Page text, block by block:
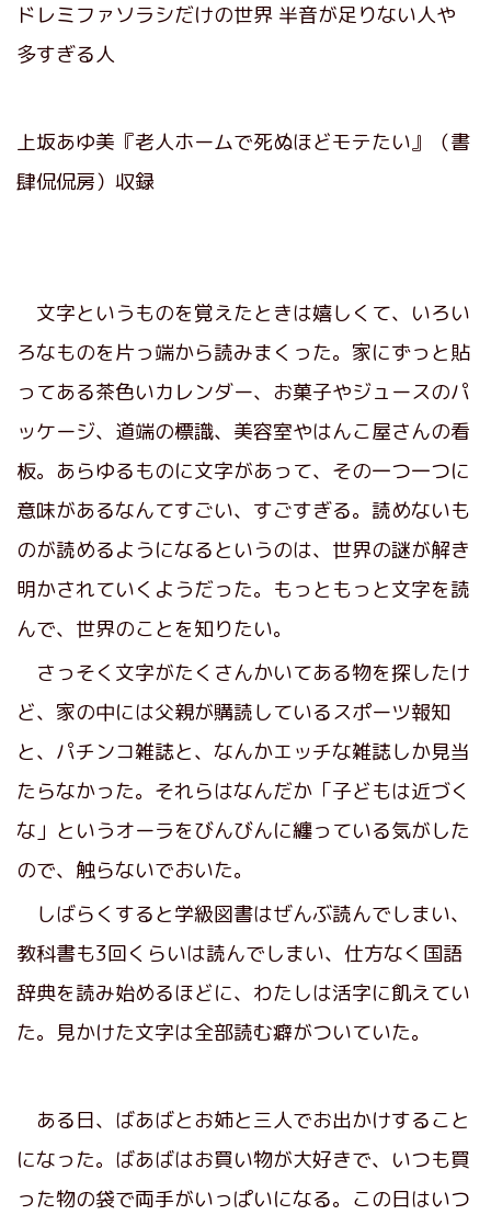
ドレミファソラシだけの世界 半音が足りない人や
多すぎる人
上坂あゆ美『老人ホームで死ぬほどモテたい』（書
肆侃侃房）収録
文字というものを覚えたときは嬉しくて、いろい
ろなものを片っ端から読みまくった。家にずっと貼
ってある茶色いカレンダー、お菓子やジュースのパ
ッケージ、道端の標識、美容室やはんこ屋さんの看
板。あらゆるものに文字があって、その一つ一つに
意味があるなんてすごい、すごすぎる。読めないも
のが読めるようになるというのは、世界の謎が解き
明かされていくようだった。もっともっと文字を読
んで、世界のことを知りたい。
さっそく文字がたくさんかいてある物を探したけ
ど、家の中には父親が購読しているスポーツ報知
と、パチンコ雑誌と、なんかエッチな雑誌しか見当
たらなかった。それらはなんだか「子どもは近づく
な」というオーラをびんびんに纏っている気がした
ので、触らないでおいた。
しばらくすると学級図書はぜんぶ読んでしまい、
教科書も3回くらいは読んでしまい、仕方なく国語
辞典を読み始めるほどに、わたしは活字に飢えてい
た。見かけた文字は全部読む癖がついていた。
ある日、ばあばとお姉と三人でお出かけすること
になった。ばあばはお買い物が大好きで、いつも買
った物の袋で両手がいっぱいになる。この日はいつ